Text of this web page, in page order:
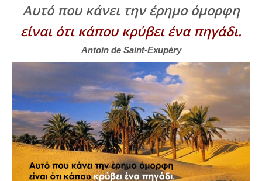
Αυτό που κάνει την έρημο όμορφη
είναι ότι κάπου κρύβει ένα πηγάδι.
Antoin de Saint-Exupéry